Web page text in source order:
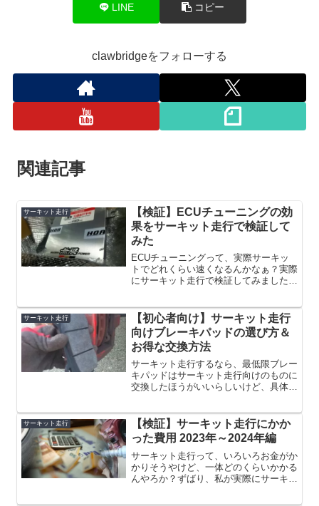
LINE コピー
clawbridgeをフォローする
関連記事
サーキット走行
【検証】ECUチューニングの効
果をサーキット走行で検証して
みた
ECUチューニングって、実際サーキッ
トでどれくらい速くなるんかなぁ？実際
にサーキット走行で検証してみました！
ることで、エンジンのパフォーマンスを
改善する方法です。最適な...
サーキット走行
【初心者向け】サーキット走行
向けブレーキパッドの選び方＆
お得な交換方法
サーキット走行するなら、最低限ブレー
キパッドはサーキット走行向けのものに
交換したほうがいいらしいけど、具体的
ちょっと高い…。できるだけコストを抑
えたい。ブレーキパッドは...
サーキット走行
【検証】サーキット走行にかか
った費用 2023年～2024年編
サーキット走行って、いろいろお金がか
かりそうやけど、一体どのくらいかかる
んやろか？ずばり、私が実際にサーキッ